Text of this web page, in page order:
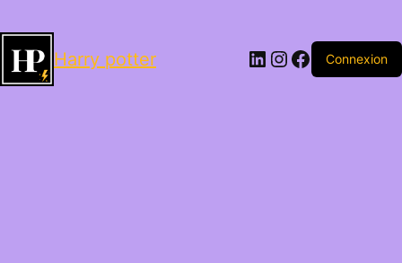
Harry potter LinkedIn
Instagram
Facebook
Connexion